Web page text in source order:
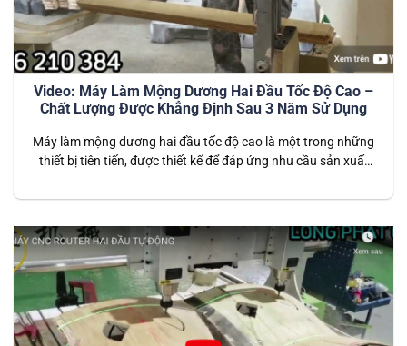
Video: Máy Làm Mộng Dương Hai Đầu Tốc Độ Cao –
Chất Lượng Được Khẳng Định Sau 3 Năm Sử Dụng
Máy làm mộng dương hai đầu tốc độ cao là một trong những
thiết bị tiên tiến, được thiết kế để đáp ứng nhu cầu sản xuất
xác và bền bỉ, máy đã được khách hàng tin dùng trong suốt 3